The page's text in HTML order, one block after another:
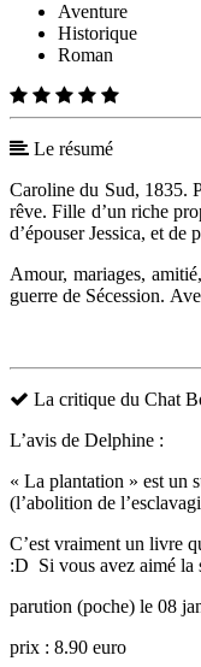
Aventure
Historique
Roman
Le résumé
Caroline du Sud, 1835.
rêve. Fille d’un riche
d’épouser Jessica, et de
Amour, mariages,
guerre de Sécession.
La critique du Chat
L’avis de Delphine :
« La plantation » est un
(l’abolition de
C’est vraiment un livre
:D Si vous avez aimé la
parution (poche) le 08
prix : 8.90 euro